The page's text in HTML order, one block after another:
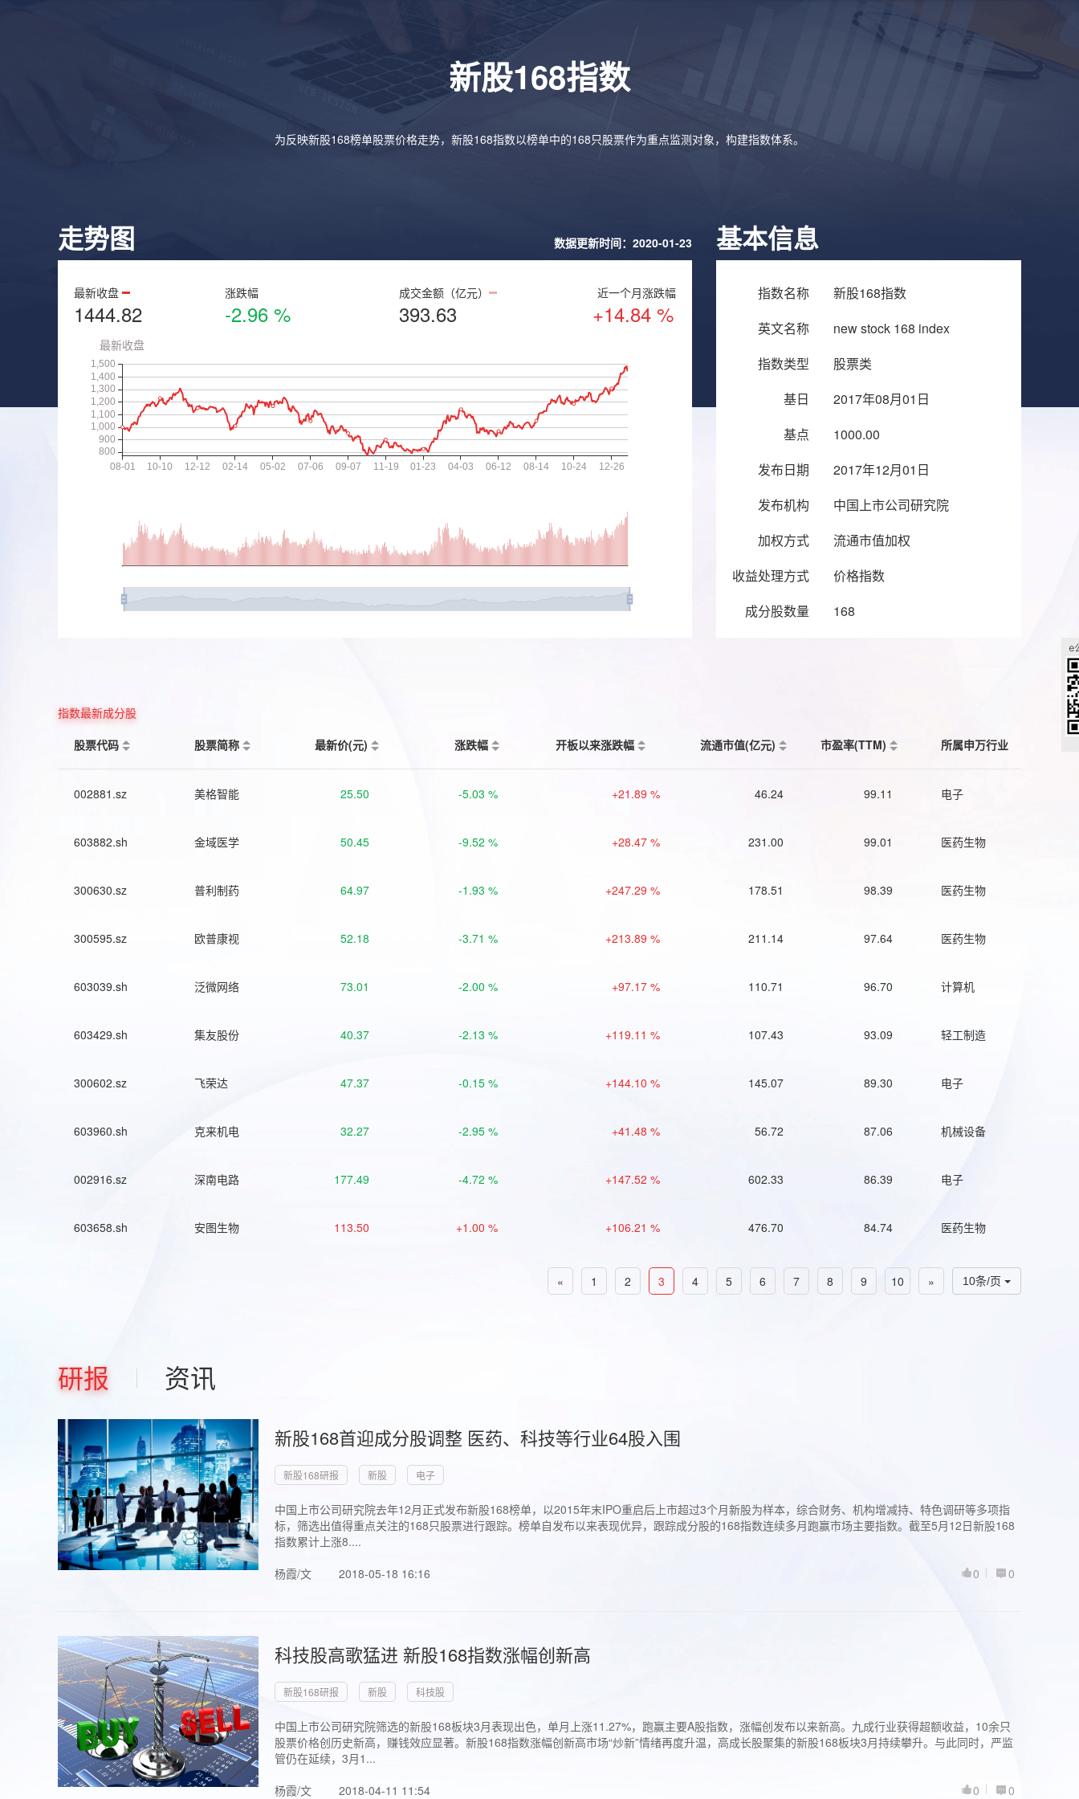
新股168指数
为反映新股168榜单股票价格走势，新股168指数以榜单中的168只股票作为重点监测对象，构建指数体系。
走势图 数据更新时间：2020-01-23
最新收盘
1444.82
涨跌幅
-2.96 %
成交金额（亿元）
393.63
近一个月涨跌幅
+14.84 %
基本信息
指数名称
新股168指数
英文名称
new stock 168 index
指数类型
股票类
基日
2017年08月01日
基点
1000.00
发布日期
2017年12月01日
发布机构
中国上市公司研究院
加权方式
流通市值加权
收益处理方式
价格指数
成分股数量
168
指数最新成分股
股票代码
股票简称 最新价(元) 涨跌幅 开板以来涨跌幅 流通市值(亿元) 市盈率(TTM) 所属申万行业
002881.sz 美格智能 25.50 -5.03 % +21.89 % 46.24 99.11 电子
603882.sh 金域医学 50.45 -9.52 % +28.47 % 231.00 99.01 医药生物
300630.sz 普利制药 64.97 -1.93 % +247.29 % 178.51 98.39 医药生物
300595.sz 欧普康视 52.18 -3.71 % +213.89 % 211.14 97.64 医药生物
603039.sh 泛微网络 73.01 -2.00 % +97.17 % 110.71 96.70 计算机
603429.sh 集友股份 40.37 -2.13 % +119.11 % 107.43 93.09 轻工制造
300602.sz 飞荣达 47.37 -0.15 % +144.10 % 145.07 89.30 电子
603960.sh 克来机电 32.27 -2.95 % +41.48 % 56.72 87.06 机械设备
002916.sz 深南电路 177.49 -4.72 % +147.52 % 602.33 86.39 电子
603658.sh 安图生物 113.50 +1.00 % +106.21 % 476.70 84.74 医药生物
10条/页
« 1 2 3 4 5 6 7 8 9 10 »
研报 资讯
新股168首迎成分股调整 医药、科技等行业64股入围
新股168研报 新股 电子
中国上市公司研究院去年12月正式发布新股168榜单，以2015年末IPO重启后上市超过3个月新股为样本，综合财务、机构增减持、特色调研等多项指
标，筛选出值得重点关注的168只股票进行跟踪。榜单自发布以来表现优异，跟踪成分股的168指数连续多月跑赢市场主要指数。截至5月12日新股168
指数累计上涨8....
杨霞/文
2018-05-18 16:16 0
0
科技股高歌猛进 新股168指数涨幅创新高
新股168研报 新股 科技股
中国上市公司研究院筛选的新股168板块3月表现出色，单月上涨11.27%，跑赢主要A股指数，涨幅创发布以来新高。九成行业获得超额收益，10余只
股票价格创历史新高，赚钱效应显著。新股168指数涨幅创新高市场“炒新”情绪再度升温，高成长股聚集的新股168板块3月持续攀升。与此同时，严监
管仍在延续，3月1...
杨霞/文
2018-04-11 11:54 0
0